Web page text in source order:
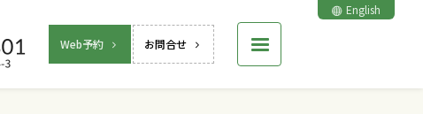
Web予約 お問合せ
English